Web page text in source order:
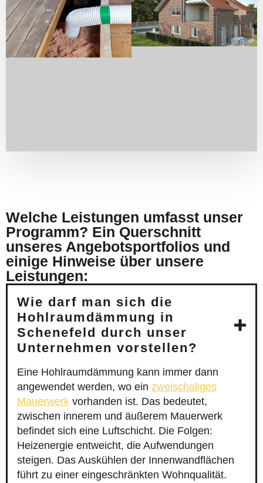
Welche Leistungen umfasst unser
Programm? Ein Querschnitt
unseres Angebotsportfolios und
einige Hinweise über unsere
Leistungen:
Wie darf man sich die
Hohlraumdämmung in
Schenefeld durch unser
Unternehmen vorstellen?
Eine Hohlraumdämmung kann immer dann
angewendet werden, wo ein zweischaliges
Mauerwerk vorhanden ist. Das bedeutet,
zwischen innerem und äußerem Mauerwerk
befindet sich eine Luftschicht. Die Folgen:
Heizenergie entweicht, die Aufwendungen
steigen. Das Auskühlen der Innenwandflächen
führt zu einer eingeschränkten Wohnqualität.